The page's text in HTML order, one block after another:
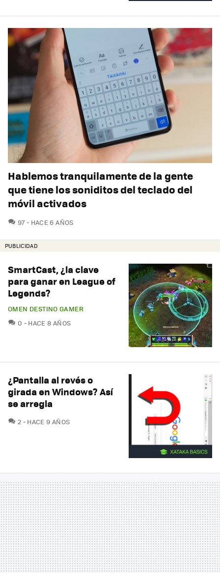
Hablemos tranquilamente de la gente
que tiene los soniditos del teclado del
móvil activados
97COMENTARIOS
HACE 6 AÑOS
PUBLICIDAD
SmartCast, ¿la clave
para ganar en League of
Legends?
OMEN DESTINO GAMER
0 COMENTARIOS
HACE 8 AÑOS
¿Pantalla al revés o
girada en Windows? Así
se arregla
2 COMENTARIOS
HACE 9 AÑOS